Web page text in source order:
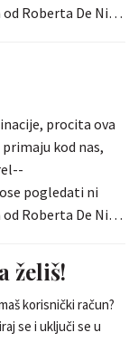
Roberta De Nira
procita ova
kod nas,
Roberta De Nira
želiš!
korisnički račun?
se i uključi se u